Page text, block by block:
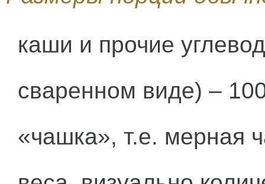
каши и прочие
сваренном виде) –
«чашка», т.е. мерная